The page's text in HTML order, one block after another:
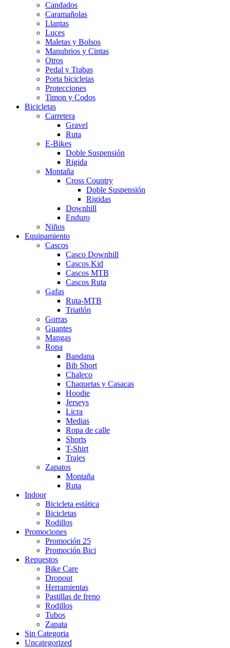
Candados
Caramañolas
Llantas
Luces
Maletas y Bolsos
Manubrios y Cintas
Otros
Pedal y Trabas
Porta bicicletas
Protecciones
Timon y Codos
Bicicletas
Carretera
Gravel
Ruta
E-Bikes
Doble Suspensión
Rigida
Montaña
Cross Country
Doble Suspensión
Rigidas
Downhill
Enduro
Niños
Equipamiento
Cascos
Casco Downhill
Cascos Kid
Cascos MTB
Cascos Ruta
Gafas
Ruta-MTB
Triatlón
Gorras
Guantes
Mangas
Ropa
Bandana
Bib Short
Chaleco
Chaquetas y Casacas
Hoodie
Jerseys
Licra
Medias
Ropa de calle
Shorts
T-Shirt
Trajes
Zapatos
Montaña
Ruta
Indoor
Bicicleta estática
Bicicletas
Rodillos
Promociones
Promoción 25
Promoción Bici
Repuestos
Bike Care
Dropout
Herramientas
Pastillas de freno
Rodillos
Tubos
Zapata
Sin Categoria
Uncategorized